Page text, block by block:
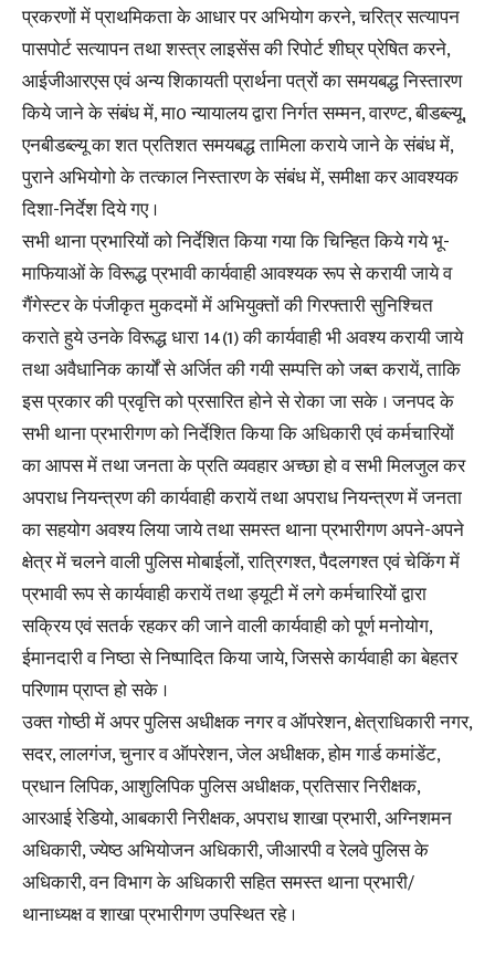
प्रकरणों में प्राथमिकता के आधार पर अभियोग करने, चरित्र सत्यापन
पासपोर्ट सत्यापन तथा शस्त्र लाइसेंस की रिपोर्ट शीघ्र प्रेषित करने,
आईजीआरएस एवं अन्य शिकायती प्रार्थना पत्रों का समयबद्ध निस्तारण
किये जाने के संबंध में, मा0 न्यायालय द्वारा निर्गत सम्मन, वारण्ट, बीडब्ल्यू,
एनबीडब्ल्यू का शत प्रतिशत समयबद्ध तामिला कराये जाने के संबंध में,
पुराने अभियोगो के तत्काल निस्तारण के संबंध में, समीक्षा कर आवश्यक
दिशा-निर्देश दिये गए ।
सभी थाना प्रभारियों को निर्देशित किया गया कि चिन्हित किये गये भू-
माफियाओं के विरूद्ध प्रभावी कार्यवाही आवश्यक रूप से करायी जाये व
गैंगेस्टर के पंजीकृत मुकदमों में अभियुक्तों की गिरफ्तारी सुनिश्चित
कराते हुये उनके विरूद्ध धारा 14(1) की कार्यवाही भी अवश्य करायी जाये
तथा अवैधानिक कार्यों से अर्जित की गयी सम्पत्ति को जब्त करायें, ताकि
इस प्रकार की प्रवृत्ति को प्रसारित होने से रोका जा सके । जनपद के
सभी थाना प्रभारीगण को निर्देशित किया कि अधिकारी एवं कर्मचारियों
का आपस में तथा जनता के प्रति व्यवहार अच्छा हो व सभी मिलजुल कर
अपराध नियन्त्रण की कार्यवाही करायें तथा अपराध नियन्त्रण में जनता
का सहयोग अवश्य लिया जाये तथा समस्त थाना प्रभारीगण अपने-अपने
क्षेत्र में चलने वाली पुलिस मोबाईलों, रात्रिगश्त, पैदलगश्त एवं चेकिंग में
प्रभावी रूप से कार्यवाही करायें तथा ड्यूटी में लगे कर्मचारियों द्वारा
सक्रिय एवं सतर्क रहकर की जाने वाली कार्यवाही को पूर्ण मनोयोग,
ईमानदारी व निष्ठा से निष्पादित किया जाये, जिससे कार्यवाही का बेहतर
परिणाम प्राप्त हो सके ।
उक्त गोष्ठी में अपर पुलिस अधीक्षक नगर व ऑपरेशन, क्षेत्राधिकारी नगर,
सदर, लालगंज, चुनार व ऑपरेशन, जेल अधीक्षक, होम गार्ड कमांडेंट,
प्रधान लिपिक, आशुलिपिक पुलिस अधीक्षक, प्रतिसार निरीक्षक,
आरआई रेडियो, आबकारी निरीक्षक, अपराध शाखा प्रभारी, अग्निशमन
अधिकारी, ज्येष्ठ अभियोजन अधिकारी, जीआरपी व रेलवे पुलिस के
अधिकारी, वन विभाग के अधिकारी सहित समस्त थाना प्रभारी/
थानाध्यक्ष व शाखा प्रभारीगण उपस्थित रहे ।